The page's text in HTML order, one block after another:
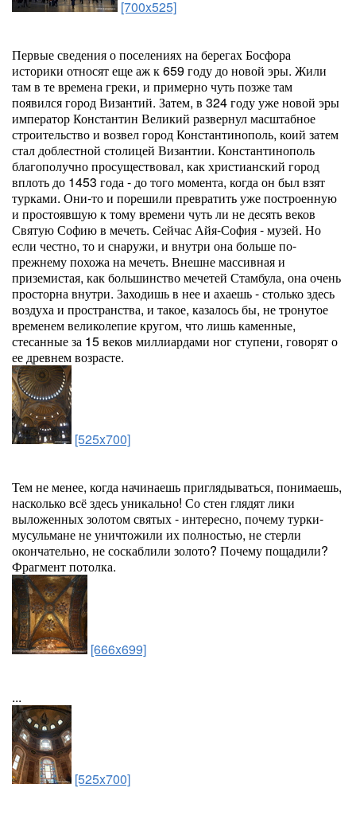
[700x525]
Первые сведения о поселениях на берегах Босфора
историки относят еще аж к 659 году до новой эры. Жили
там в те времена греки, и примерно чуть позже там
появился город Византий. Затем, в 324 году уже новой эры
император Константин Великий развернул масштабное
строительство и возвел город Константинополь, коий затем
стал доблестной столицей Византии. Константинополь
благополучно просуществовал, как христианский город
вплоть до 1453 года - до того момента, когда он был взят
турками. Они-то и порешили превратить уже построенную
и простоявшую к тому времени чуть ли не десять веков
Святую Софию в мечеть. Сейчас Айя-София - музей. Но
если честно, то и снаружи, и внутри она больше по-
прежнему похожа на мечеть. Внешне массивная и
приземистая, как большинство мечетей Стамбула, она очень
просторна внутри. Заходишь в нее и ахаешь - столько здесь
воздуха и пространства, и такое, казалось бы, не тронутое
временем великолепие кругом, что лишь каменные,
стесанные за 15 веков миллиардами ног ступени, говорят о
ее древнем возрасте.
[525x700]
Тем не менее, когда начинаешь приглядываться, понимаешь,
насколько всё здесь уникально! Со стен глядят лики
выложенных золотом святых - интересно, почему турки-
мусульмане не уничтожили их полностью, не стерли
окончательно, не соскаблили золото? Почему пощадили?
Фрагмент потолка.
[666x699]
...
[525x700]